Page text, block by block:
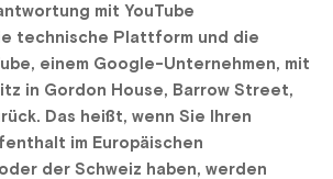
mit YouTube
technische Plattform und die
einem Google-Unternehmen, mit
in Gordon House, Barrow Street,
Das heißt, wenn Sie Ihren
im Europäischen
der Schweiz haben, werden